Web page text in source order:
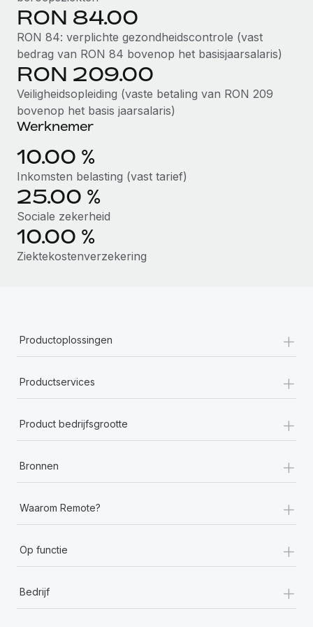
Secundaire arbeidsvoorwaarden
Eenvoudig secundaire arbeidsvoorwaarden
beheren
up op het gebied van gezondheid en welzijn,...
Meer informatie
BLOG
Productupdates van Remote: Gusto- en Xero-
integraties en Contractor Management Plus
Het blijft de missie van Remote om alle soorten bedrijven
te helpen bij het aannemen, beheren en...
Hoe Phiture 55 werknemers in 19 landen
beheert met Remote
Phiture, een toonaangevende leider in de wereldwijde
mobiele groeiadviessector, zet zich sinds 2016...
RON 84.00
RON 84: verplichte gezondheidscontrole (vast
bedrag van RON 84 bovenop het basisjaarsalaris)
RON 209.00
Veiligheidsopleiding (vaste betaling van RON 209
bovenop het basis jaarsalaris)
Werknemer
10.00 %
Inkomsten belasting (vast tarief)
25.00 %
Sociale zekerheid
10.00 %
Ziektekostenverzekering
Productoplossingen +
Productservices +
Product bedrijfsgrootte +
Bronnen +
Waarom Remote? +
Op functie +
Bedrijf
+